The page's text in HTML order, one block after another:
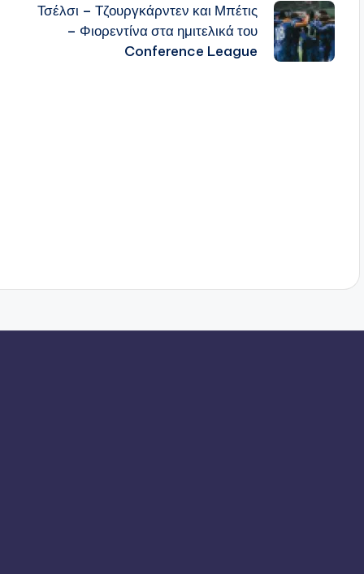
Τσέλσι – Τζουργκάρντεν και Μπέτις
– Φιορεντίνα στα ημιτελικά του
Conference League